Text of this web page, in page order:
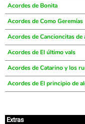
Acordes de Bonita
Acordes de Como Geremías
Acordes de Cancioncitas de
Acordes de El último vals
Acordes de Catarino y los
Acordes de El principio de
Extras